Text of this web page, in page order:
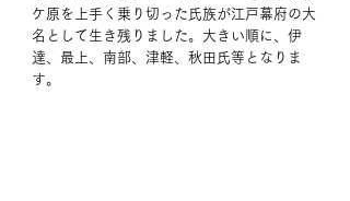
ケ原を上手く乗り切った氏族が江戸幕府の大
名として生き残りました。大きい順に、伊
達、最上、南部、津軽、秋田氏等となりま
す。